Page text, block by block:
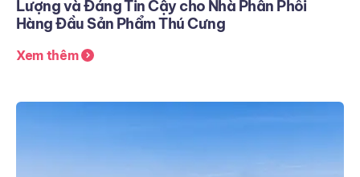
Lượng và Đáng Tin Cậy cho Nhà Phân Phối
Hàng Đầu Sản Phẩm Thú Cưng
Xem thêm